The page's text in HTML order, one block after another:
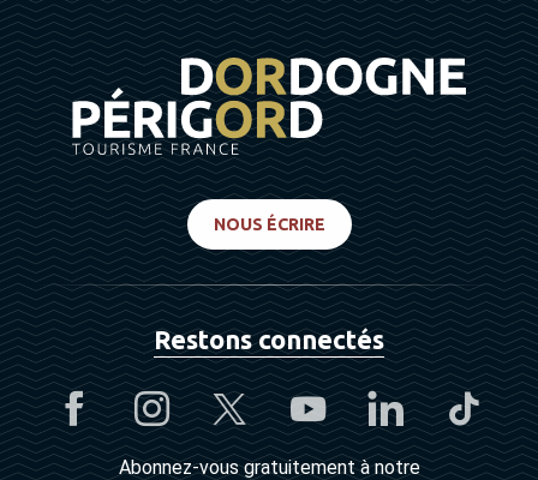
NOUS ÉCRIRE
Restons connectés
Abonnez-vous gratuitement à notre